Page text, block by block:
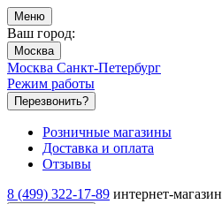
Меню
Ваш город:
Москва
Москва Санкт-Петербург
Режим работы
Перезвонить?
Розничные магазины
Доставка и оплата
Отзывы
8 (499) 322-17-89 интернет-магазин